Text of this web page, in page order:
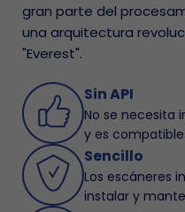
gran parte del
una arquitectura
"Everest".
Sin API
No se necesita
y es
Sencillo
Los escáneres
instalar y